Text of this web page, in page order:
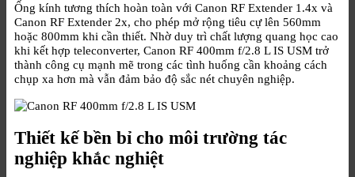
Ống kính tương thích hoàn toàn với Canon RF Extender 1.4x và
Canon RF Extender 2x, cho phép mở rộng tiêu cự lên 560mm
hoặc 800mm khi cần thiết. Nhờ duy trì chất lượng quang học cao
khi kết hợp teleconverter, Canon RF 400mm f/2.8 L IS USM trở
thành công cụ mạnh mẽ trong các tình huống cần khoảng cách
chụp xa hơn mà vẫn đảm bảo độ sắc nét chuyên nghiệp.
Thiết kế bền bỉ cho môi trường tác
nghiệp khắc nghiệt